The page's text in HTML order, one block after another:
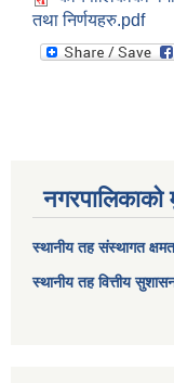
तथा निर्णयहरु.pdf
स्थानीय तह संस्थागत
स्थानीय तह वित्तीय